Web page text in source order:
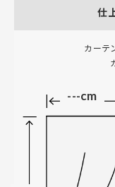
仕
カーテ
---cm